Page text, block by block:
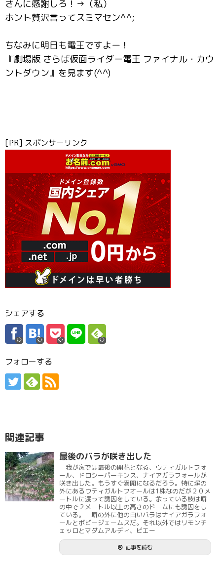
さんに感謝しろ！→（私）
ホント贅沢言ってスミマセン^^;
ちなみに明日も電王ですよー！
『劇場版 さらば仮面ライダー電王 ファイナル・カウ
ントダウン』を見ます(^^)
[PR] スポンサーリンク
シェアする
フォローする
関連記事
最後のバラが咲き出した
我が家では最後の開花となる、ウティガルトフォ
ール、ドロシーパーキンス、ナイアガラフォールが
咲き出した。もうすぐ満開になるだろう。特に塀の
外にあるウティガルトフオールは1株なのだが２０メ
ートルに渡って誘因をしている。余っている枝は塀
の中で２メートル以上の高さのドームにも誘因をし
ている。 塀の外に他の白いバラはナイアガラフォ
ールとボビージェームスだ。それ以外ではリモンチ
ェッロとマダムアルディ、ピエー
記事を読む